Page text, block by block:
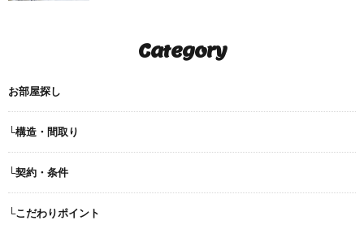
Category
お部屋探し
└構造・間取り
└契約・条件
└こだわりポイント